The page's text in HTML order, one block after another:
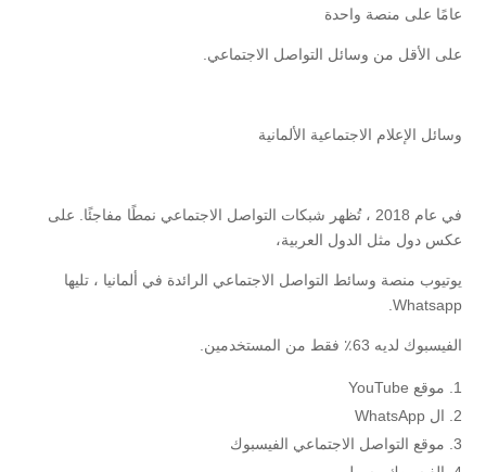
عامًا على منصة واحدة
على الأقل من وسائل التواصل الاجتماعي.
وسائل الإعلام الاجتماعية الألمانية
في عام 2018 ، تُظهر شبكات التواصل الاجتماعي نمطًا مفاجئًا. على
عكس دول مثل الدول العربية،
يوتيوب منصة وسائط التواصل الاجتماعي الرائدة في ألمانيا ، تليها
Whatsapp.
الفيسبوك لديه 63٪ فقط من المستخدمين.
موقع YouTube
ال WhatsApp
موقع التواصل الاجتماعي الفيسبوك